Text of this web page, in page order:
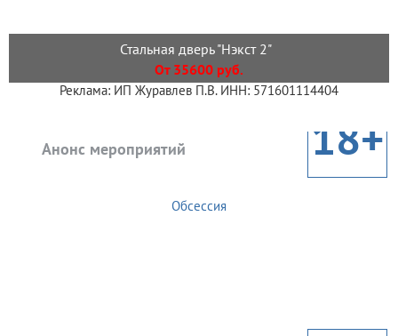
Стальная дверь "Нэкст 2"
От 35600 руб.
Реклама: ИП Журавлев П.В. ИНН: 571601114404
Анонс мероприятий 18+
Обсессия